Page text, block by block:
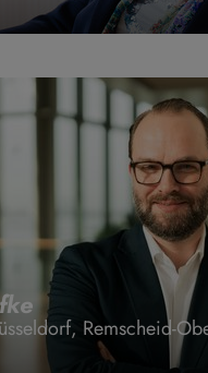
Remscheid-